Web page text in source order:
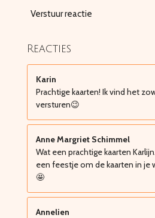
Verstuur reactie
Reacties
Karin
Prachtige kaarten! Ik vind het
versturen😉
Anne Margriet Schimmel
Wat een prachtige kaarten
een feestje om de kaarten in je
🤩
Annelien